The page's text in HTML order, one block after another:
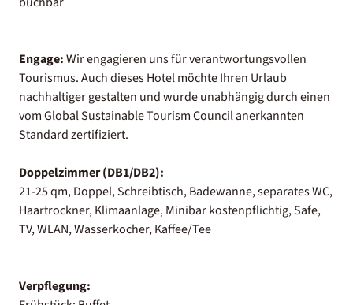
Engage:Wir engagieren uns für verantwortungsvollen
Tourismus. Auch dieses Hotel möchte Ihren Urlaub
nachhaltiger gestalten und wurde unabhängig durch einen
vom Global Sustainable Tourism Council anerkannten
Standard zertifiziert.
Doppelzimmer (DB1/DB2):
21-25 qm, Doppel, Schreibtisch, Badewanne, separates WC,
Haartrockner, Klimaanlage, Minibar kostenpflichtig, Safe,
TV, WLAN, Wasserkocher, Kaffee/Tee
Verpflegung: